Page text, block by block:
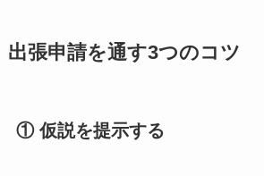
出張申請を通す3つのコツ
① 仮説を提示する